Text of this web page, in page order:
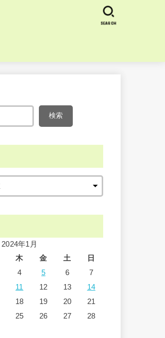
SEARCH
検索
2024年1月
木 金 土
日
4 5 6
7
11 12 13
14
18 19 20
21
25 26 27
28